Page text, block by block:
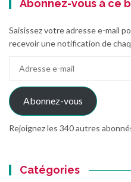
Abonnez-vous à ce
Saisissez votre adresse e-mail
recevoir une notification de
mail
Abonnez-vous
Rejoignez les 340 autres
Catégories